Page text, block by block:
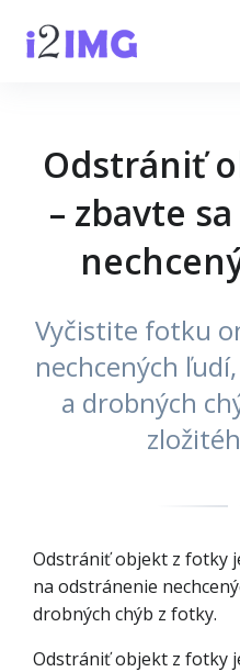
Odstrániť
– zbavte
Vyčistite fotku
nechcených
a drobných
Odstrániť objekt z fotky
na odstránenie
drobných chýb z fotky.
Odstrániť objekt z fotky